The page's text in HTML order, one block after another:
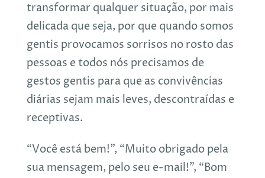
transformar qualquer situação, por mais
delicada que seja, por que quando somos
gentis provocamos sorrisos no rosto das
pessoas e todos nós precisamos de
gestos gentis para que as convivências
diárias sejam mais leves, descontraídas e
receptivas.
“Você está bem!”, “Muito obrigado pela
sua mensagem, pelo seu e-mail!”, “Bom